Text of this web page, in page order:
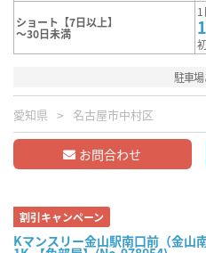
ショート【7日以上】
～30日未満
駐車
愛知県 名古屋市中村区
お問合わせ
割引キャンペーン
Kマンスリー金山駅南口前（金山